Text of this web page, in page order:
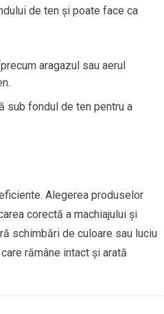
de ten și poate face ca
aragazul sau aerul
sub fondul de ten pentru a
Alegerea produselor
corectă a machiajului și
schimbări de culoare sau luciu
rămâne intact și arată